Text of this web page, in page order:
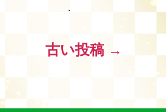
古い投稿 →